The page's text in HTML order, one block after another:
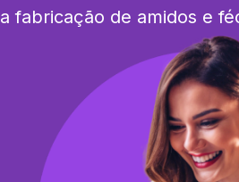
a fabricação de amidos e